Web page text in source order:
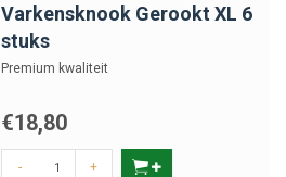
Varkensknook Gerookt XL 6
stuks
Premium kwaliteit
€18,80
- +